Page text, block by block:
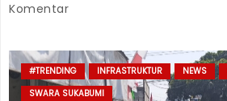
Komentar
#TRENDING INFRASTRUKTUR NEWS
SWARA SUKABUMI